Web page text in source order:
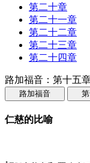
第二十章
第二十一章
第二十二章
第二十三章
第二十四章
路加福音：第十五
路加福音
仁慈的比喻